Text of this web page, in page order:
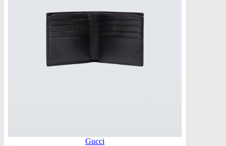
Gucci